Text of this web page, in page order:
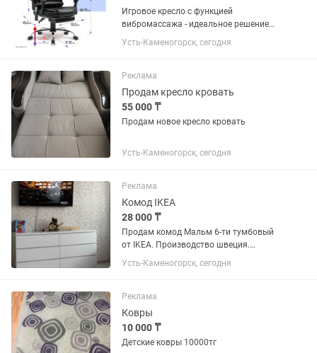
Игровое кресло с функцией
вибромассажа - идеальное решение
для тех, кто хочет получить максимум
комфорта и релаксации во время игры.
комфортности поможет расслабить...
Усть-Каменогорск, сегодня
Реклама
Продам кресло кровать
55 000 ₸
Продам новое кресло кровать
Усть-Каменогорск, сегодня
Реклама
Комод IKEA
28 000 ₸
Продам комод Мальм 6-ти тумбовый
от IKEA. Производство швеция.
Продаю в связи переездом. Ширина
-160 Высота-80 Глубина-50
Усть-Каменогорск, сегодня
Реклама
Ковры
10 000 ₸
Детские ковры 10000тг